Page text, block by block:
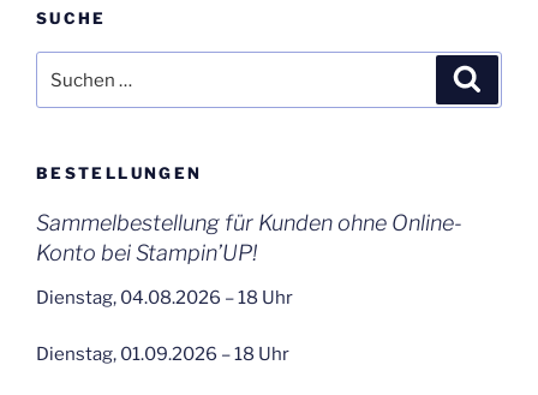
SUCHE
nach:
BESTELLUNGEN
Sammelbestellung für Kunden ohne Online-
Konto bei Stampin’UP!
Dienstag, 04.08.2026 – 18 Uhr
Dienstag, 01.09.2026 – 18 Uhr